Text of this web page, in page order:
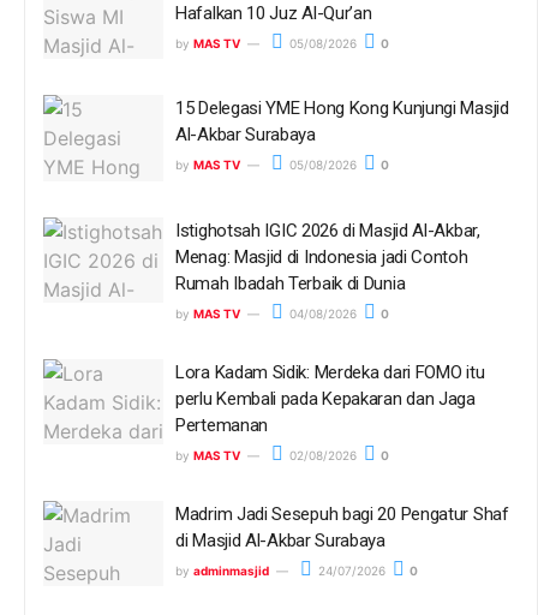
Hafalkan 10 Juz Al-Qur’an
by MAS TV 05/08/2026 0
15 Delegasi YME Hong Kong Kunjungi Masjid
Al-Akbar Surabaya
by MAS TV 05/08/2026 0
Istighotsah IGIC 2026 di Masjid Al-Akbar,
Menag: Masjid di Indonesia jadi Contoh
Rumah Ibadah Terbaik di Dunia
by MAS TV 04/08/2026 0
Lora Kadam Sidik: Merdeka dari FOMO itu
perlu Kembali pada Kepakaran dan Jaga
Pertemanan
by MAS TV 02/08/2026 0
Madrim Jadi Sesepuh bagi 20 Pengatur Shaf
di Masjid Al-Akbar Surabaya
by adminmasjid 24/07/2026 0